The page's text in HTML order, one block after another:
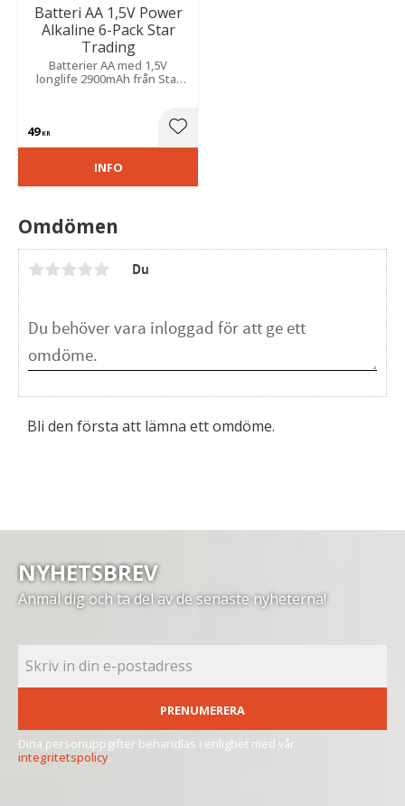
Omdömen
Du
Bli den första att lämna ett omdöme.
Batteri AA 1,5V Power
Alkaline 6-Pack Star
Trading
Batterier AA med 1,5V
longlife 2900mAh från Star
49KR Lägg till i favoriter
INFO
NYHETSBREV
Anmäl dig och ta del av de senaste nyheterna!
PRENUMERERA
Dina personuppgifter behandlas i enlighet med vår
integritetspolicy.